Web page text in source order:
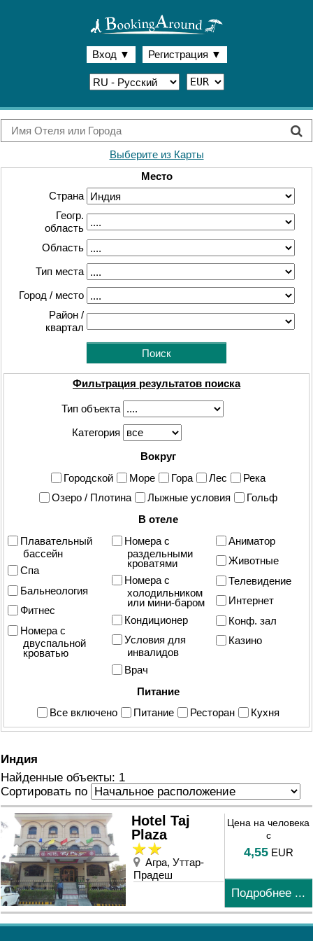
Вход ▼ Регистрация ▼
Выберите из Карты
Место
Страна
Геогр.
область
Область
Тип места
Город / место
Район /
квартал
Фильтрация результатов поиска
Тип объекта
Категория
Вокруг
Городской
Море Гора Лес
Река
Озеро / Плотина
Лыжные условия
Гольф
В отеле
Плавательный
бассейн
Спа
Бальнеология
Фитнес
Номера с
двуспальной
кроватью
Номера с
раздельными
кроватями
Номера с
холодильником
или мини-баром
Кондиционер
Условия для
инвалидов
Врач
Аниматор
Животные
Телевидение
Интернет
Конф. зал
Казино
Питание
Все включено
Питание Ресторан Кухня
Индия
Найденные объекты: 1
Сортировать по
Hotel Taj
Plaza
Агра, Уттар-
Прадеш
Цена на человека
с
4,55 EUR
Подробнее ...